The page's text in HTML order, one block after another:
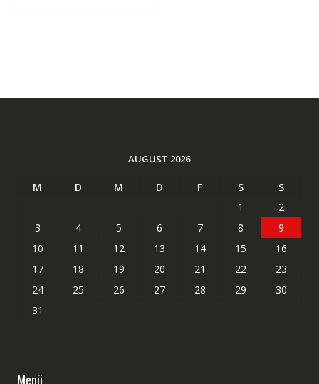
AUGUST 2026
M D M D F S
S
1
2
3
4 5 6 7 8
9
10
11 12 13 14 15
16
17
18 19 20 21 22
23
24
25 26 27 28 29
30
31
Menü